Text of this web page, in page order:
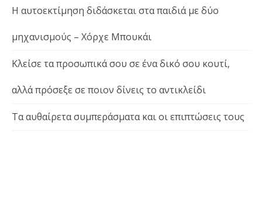
Η αυτοεκτίμηση διδάσκεται στα παιδιά με δύο
μηχανισμούς – Χόρχε Μπουκάι
Κλείσε τα προσωπικά σου σε ένα δικό σου κουτί,
αλλά πρόσεξε σε ποιον δίνεις το αντικλείδι
Τα αυθαίρετα συμπεράσματα και οι επιπτώσεις τους